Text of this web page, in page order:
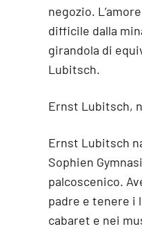
negozio.
difficile dalla
girandola di
Lubitsch.
Ernst Lubitsch,
Ernst Lubitsch
Sophien
palcoscenico.
padre e tenere i
cabaret e nei